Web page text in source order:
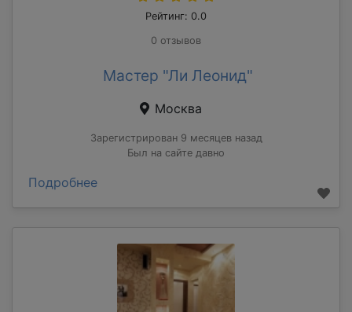
Рейтинг: 0.0
0 отзывов
Мастер "Ли Леонид"
Москва
Зарегистрирован 9 месяцев назад
Был на сайте давно
Подробнее